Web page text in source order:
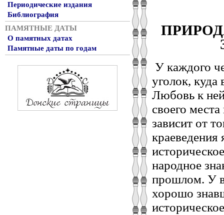
Периодические издания
Библиография
ПАМЯТНЫЕ ДАТЫ
О памятных датах
Памятные даты по годам
У каждого
уголок, куда
Любовь к ней
своего
зависит от
краеведения
народное
прошлом. У
хорошо